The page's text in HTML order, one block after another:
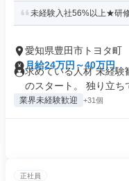
未経験入社56%以上★研
愛知県豊田市トヨタ町
月給24万円～40万円
求めている人材 未経験
のスタート。 独り立ち
業界未経験歓迎 +31個
正社員